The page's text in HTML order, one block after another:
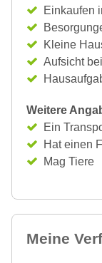
Einkaufen
Kleine
Aufsicht
Weitere
Ein
Hat einen
Mag Tiere
Meine